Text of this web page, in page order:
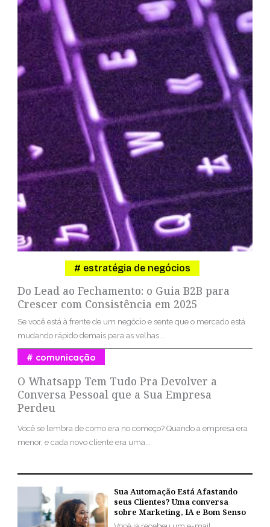
Do Lead ao Fechamento: o Guia B2B para
Crescer com Consistência em 2025
estratégia de negócios
Se você está à frente de um negócio e sente que o mercado está
mudando rápido demais para as velhas...
O Whatsapp Tem Tudo Pra Devolver a
Conversa Pessoal que a Sua Empresa
Perdeu
comunicação
Você se lembra de como era no começo? Quando a empresa era
menor, e cada novo cliente era uma...
Sua Automação Está Afastando
seus Clientes? Uma conversa
sobre Marketing, IA e Bom Senso